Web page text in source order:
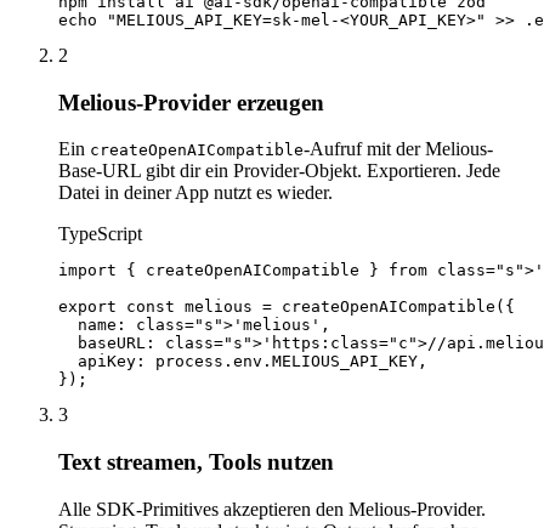
echo "MELIOUS_API_KEY=sk-mel-<YOUR_API_KEY>" >>
2
Melious-Provider erzeugen
Ein createOpenAICompatible-Aufruf mit der Melious-
Base-URL gibt dir ein Provider-Objekt. Exportieren. Jede
Datei in deiner App nutzt es wieder.
TypeScript
import { createOpenAICompatible } from class
export
const melious = createOpenAICompatible({
  name:
class="s">'melious',
  baseURL:
class="s">'https: class="c">//
  apiKey:
process .env.MELIOUS_API_KEY,
});
3
Text streamen, Tools nutzen
Alle SDK-Primitives akzeptieren den Melious-Provider.